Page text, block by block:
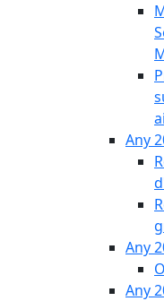
Any
Any
Any